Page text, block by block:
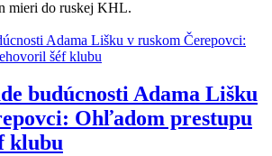
mieri do ruskej KHL.
budúcnosti Adama Lišku
Ohľadom prestupu
klubu